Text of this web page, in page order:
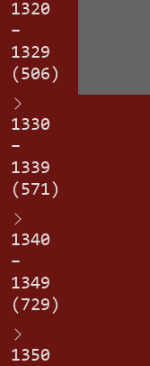
1320
–
1329
(506)
1330
–
1339
(571)
1340
–
1349
(729)
1350